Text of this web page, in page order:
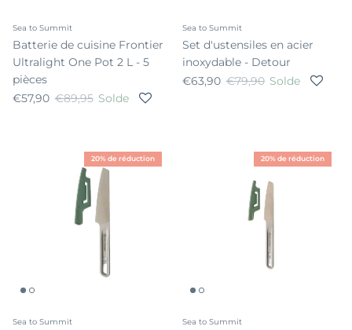
Sea to Summit
Batterie de cuisine Frontier
Ultralight One Pot 2 L - 5
pièces
Prix soldé
€57,90 Prix habituel
€89,95 Solde
Sea to Summit
Set d'ustensiles en acier
inoxydable - Detour
Prix soldé
€63,90 Prix habituel
€79,90 Solde
20% de réduction
Sea to Summit
20% de réduction
Sea to Summit